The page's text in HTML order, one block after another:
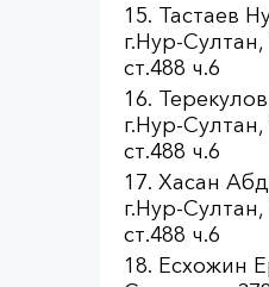
Тастаев
г.Нур-Султан,
ст.488 ч.6
г.Нур-Султан,
ст.488 ч.6
Хасан
г.Нур-Султан,
ст.488 ч.6
Есхожин